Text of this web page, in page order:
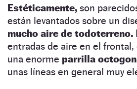
Estéticamente, son
están levantados sobre un
mucho aire de todoterreno.
entradas de aire en el
una enorme parrilla
unas líneas en general muy